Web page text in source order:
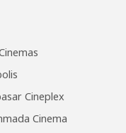
Cineplex
Cinema